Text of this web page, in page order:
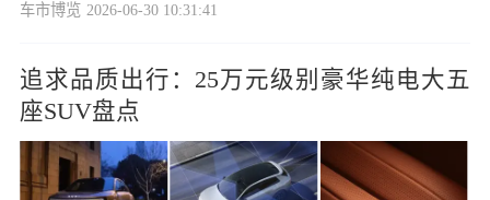
车市博览 2026-06-30 10:31:41
追求品质出行：25万元级别豪华纯电大五
座SUV盘点